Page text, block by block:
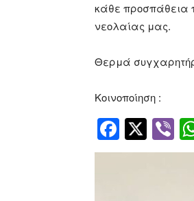
κάθε προσπάθεια
νεολαίας μας.
Θερμά
Κοινοποίηση :